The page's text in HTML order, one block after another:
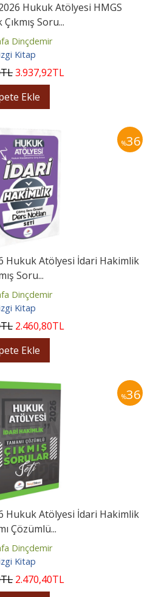
Hukuk Atölyesi HMGS
Soru...
Dinçdemir
Kitap
TL3.937,92TL
Ekle
%36
Hukuk Atölyesi İdari Hakimlik
Soru...
Dinçdemir
Kitap
TL 2.460,80TL
Ekle
%36
Hukuk Atölyesi İdari Hakimlik
Çözümlü...
Dinçdemir
Kitap
TL 2.470,40TL